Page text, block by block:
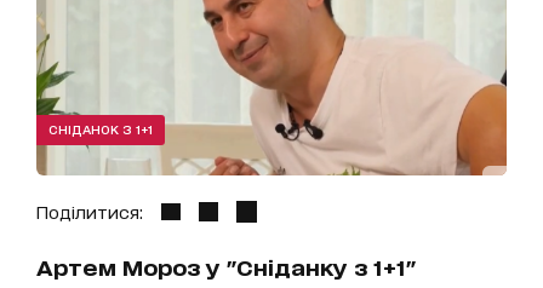
СНІДАНОК З 1+1
Поділитися:
Артем Мороз у "Сніданку з 1+1"